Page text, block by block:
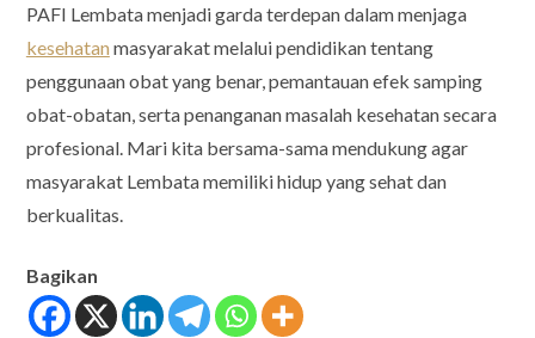
PAFI Lembata menjadi garda terdepan dalam menjaga
kesehatan masyarakat melalui pendidikan tentang
penggunaan obat yang benar, pemantauan efek samping
obat-obatan, serta penanganan masalah kesehatan secara
profesional. Mari kita bersama-sama mendukung agar
masyarakat Lembata memiliki hidup yang sehat dan
berkualitas.
Bagikan